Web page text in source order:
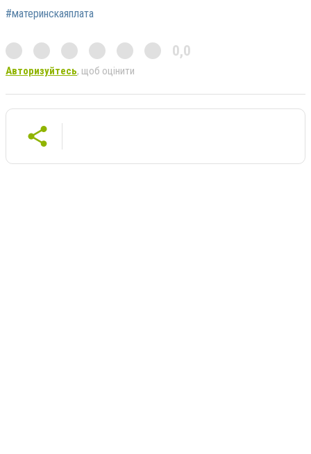
#материнскаяплата
0,0
Авторизуйтесь, щоб оцінити